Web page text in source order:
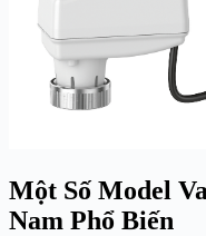
Một Số Model
Nam Phổ Biến